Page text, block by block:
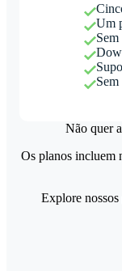
Um
Não quer
Os planos incluem
Explore nossos